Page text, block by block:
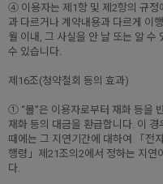
④ 이용자는 제1항 및 제2항의 규정
과 다르거나 계약내용과 다르게 이
월 이내, 그 사실을 안 날 또는 알
수 있습니다.
제16조(청약철회 등의 효과)
① “몰”은 이용자로부터 재화 등을
재화 등의 대금을 환급합니다. 이
때에는 그 지연기간에 대하여 「전
행령」제21조의2에서 정하는 지연
다.